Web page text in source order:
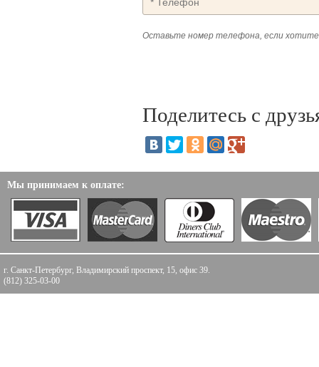
Оставьте номер телефона, если
Поделитесь с
Мы принимаем к оплате:
г. Санкт-Петербург, Владимирский проспект, 15, офис 39.
(812) 325-03-00